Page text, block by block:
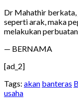
Dr Mahathir berkata,
seperti arak, maka
melakukan
— BERNAMA
[ad_2]
Tags: akan banteras
usaha